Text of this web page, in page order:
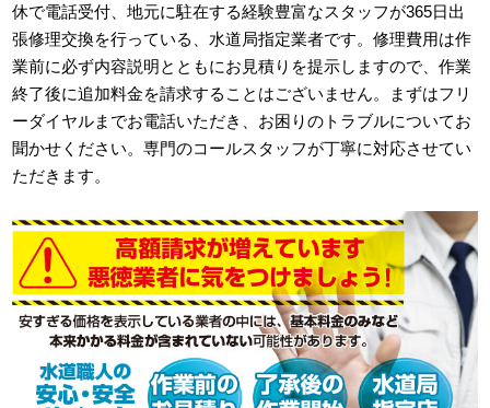
休で電話受付、地元に駐在する経験豊富なスタッフが365日出
張修理交換を行っている、水道局指定業者です。修理費用は作
業前に必ず内容説明とともにお見積りを提示しますので、作業
終了後に追加料金を請求することはございません。まずはフリ
ーダイヤルまでお電話いただき、お困りのトラブルについてお
聞かせください。専門のコールスタッフが丁寧に対応させてい
ただきます。